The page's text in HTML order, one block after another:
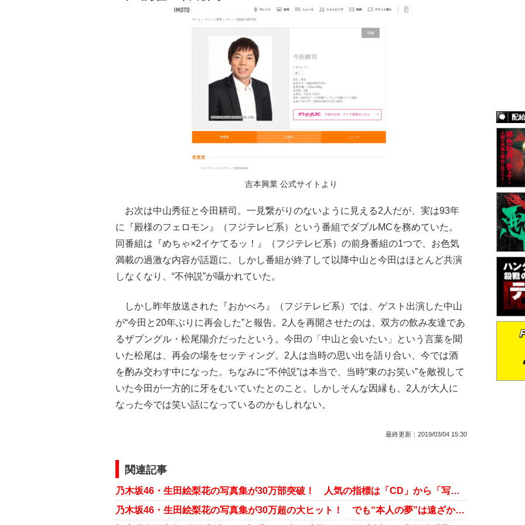
吉本興業 公式サイトより
お次は中山秀征と今田耕司。一見繋がりのないように見える2人だが、実は93年
に『殿様のフェロモン』（フジテレビ系）という番組でダブルMCを務めていた。
同番組は『めちゃ×2イケてるッ！』（フジテレビ系）の前身番組の1つで、お色気
満載の過激な内容が話題に。しかし番組が終了して以降中山と今田はほとんど共演
しなくなり、“不仲説”が囁かれていた。
しかし昨年放送された『おかべろ』（フジテレビ系）では、ゲスト出演した中山
が“今田と20年ぶりに再会した”と報告。2人を再開させたのは、双方の飲み友達であ
るザブングル・松尾陽介だったという。今田の「中山と会いたい」という言葉を聞
いた松尾は、再会の場をセッティング。2人は当時の思い出を語り合い、今では酒
を酌み交わす中になった。ちなみに“不仲説”は本当で、当時“東のお笑い”を敵視して
いた今田が一方的に牙をむいていたとのこと。しかしそんな因縁も、2人が大人に
なった今では笑い話になっているのかもしれない。
最終更新： 2019/03/04 15:30
関連記事
乃木坂46・生田絵梨花の写真集が30万部突破！ 人気の指標は「CD」から「写真集」にシフトか
乃木坂46・生田絵梨花の写真集が30万超の大ヒット！ でも“本人の夢”は遠ざかるばかり？
配